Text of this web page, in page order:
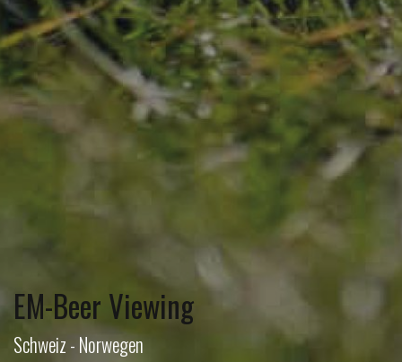
EM-Beer Viewing
Schweiz - Norwegen